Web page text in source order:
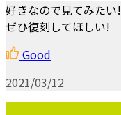
好きなので見てみたい!
ぜひ復刻してほしい!
Good
2021/03/12